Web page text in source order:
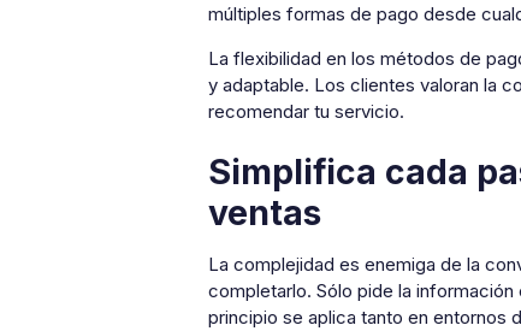
múltiples formas de pago desde
La flexibilidad en los métodos de
y adaptable. Los clientes valoran la
recomendar tu servicio.
Simplifica cada
ventas
La complejidad es enemiga de la
completarlo. Sólo pide la
principio se aplica tanto en entornos